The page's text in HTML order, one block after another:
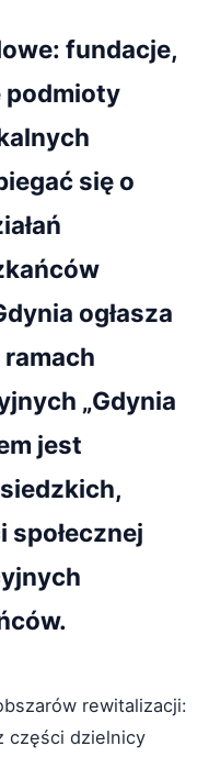
fundacje,
podmioty
się o
ogłasza
„Gdynia
jest
rewitalizacji:
części dzielnicy